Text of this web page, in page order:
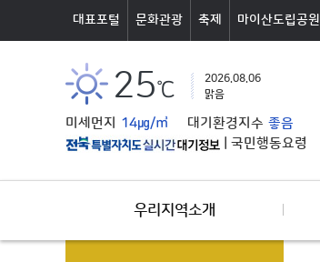
대표포털 문화관광 축제 마이산도립공원
25℃
2026.08.06
맑음
미세먼지 14㎍/㎥ 대기환경지수 좋음
국민행동요령
우리지역소개